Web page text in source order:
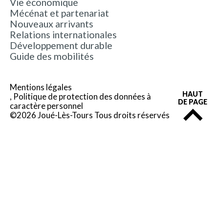
Vie économique
Mécénat et partenariat
Nouveaux arrivants
Relations internationales
Développement durable
Guide des mobilités
Mentions légales
Politique de protection des données à
caractère personnel
©2026 Joué-Lès-Tours Tous droits réservés
HAUT
DE PAGE